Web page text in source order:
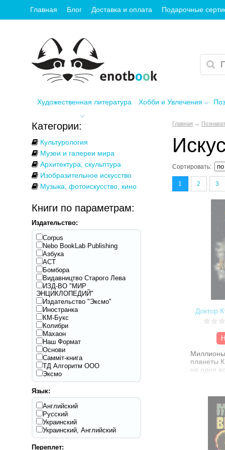
Главная Блог Доставка и оплата Подарочные
Художественная литература Хобби и Увлечения
Категории:
Культурология
Музеи и галереи мира
Архитектура, скульптура
Изобразительное искусство
Музыка, фотоискусство, кино
Книги по параметрам:
Издательство:
Corpus
Nebo BookLab Publishing
Азбука
АСТ
Бомбора
Видавництво Старого Лева
ИЗД-ВО "МИР
ЭНЦИКЛОПЕДИЙ"
Издательство "Эксмо"
Иностранка
КМ-Букс
Колибри
Махаон
Наш Формат
Основи
Самміт-книга
ТД Алгоритм ООО
Эксмо
Язык:
Английский
Русский
Украинский
Украинский, Английский
Переплет:
Главная →
Сортировать:
1 2 3
Доктор
Миллионы
планеты
не одни
войну на
После
Времени
тюрьме,